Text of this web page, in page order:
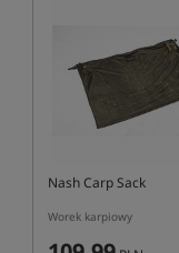
Nash Carp Sack
Worek karpiowy